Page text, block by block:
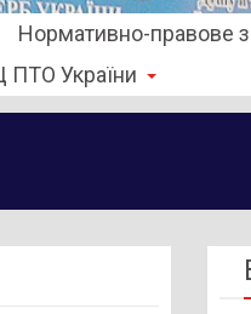
Нормативно-правове
України